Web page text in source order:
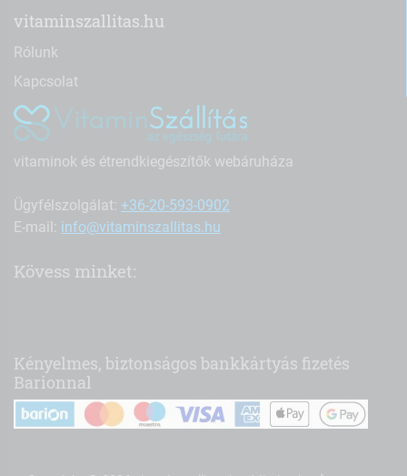
vitaminszallitas.hu
Rólunk
Kapcsolat
vitaminok és étrendkiegészítők webáruháza
Ügyfélszolgálat: +36-20-593-0902
E-mail: info@vitaminszallitas.hu
Kövess minket:
Kényelmes, biztonságos bankkártyás fizetés
Barionnal